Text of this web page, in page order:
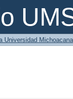
Universidad